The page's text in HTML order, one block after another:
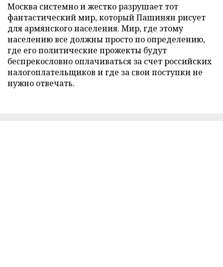
Москва системно и жестко разрушает тот
фантастический мир, который Пашинян рисует
для армянского населения. Мир, где этому
населению все должны просто по определению,
где его политические прожекты будут
беспрекословно оплачиваться за счет российских
налогоплательщиков и где за свои поступки не
нужно отвечать.